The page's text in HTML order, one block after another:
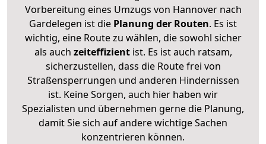
Vorbereitung eines Umzugs von Hannover nach
Gardelegen ist die Planung der Routen. Es ist
wichtig, eine Route zu wählen, die sowohl sicher
als auch zeiteffizientist. Es ist auch ratsam,
sicherzustellen, dass die Route frei von
Straßensperrungen und anderen Hindernissen
ist. Keine Sorgen, auch hier haben wir
Spezialisten und übernehmen gerne die Planung,
damit Sie sich auf andere wichtige Sachen
konzentrieren können.